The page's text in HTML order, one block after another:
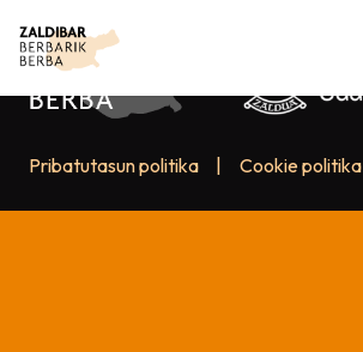
Pribatutasun politika Cookie politika